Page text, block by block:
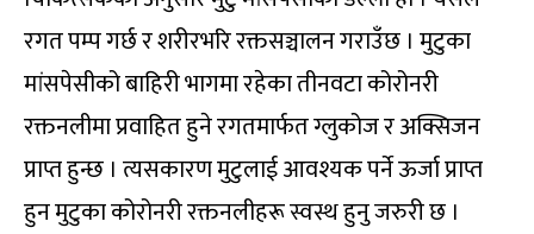
रगत पम्प गर्छ र शरीरभरि रक्तसञ्चालन गराउँछ । मुटुका
मांसपेसीको बाहिरी भागमा रहेका तीनवटा कोरोनरी
रक्तनलीमा प्रवाहित हुने रगतमार्फत ग्लुकोज र अक्सिजन
प्राप्त हुन्छ । त्यसकारण मुटुलाई आवश्यक पर्ने ऊर्जा प्राप्त
हुन मुटुका कोरोनरी रक्तनलीहरू स्वस्थ हुनु जरुरी छ ।